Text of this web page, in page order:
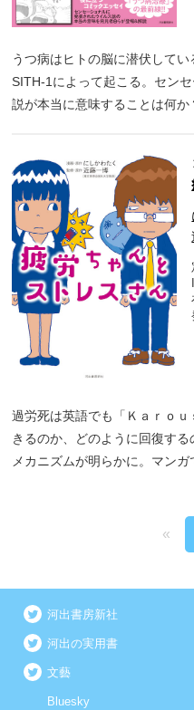
うつ病はヒトの脳に潜伏して
SITH-1によって起こる。セン
説が本当に意味することは何
過労死は英語でも「Ｋａｒｏ
きるのか、どのように回復す
メカニズムが明らかに。マンガ
«
河出書房新社
河出の実用書
文藝
Bluesky